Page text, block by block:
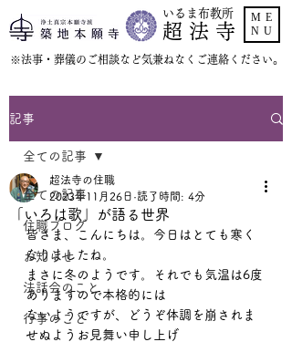
いるま布教所
超 法 寺
​※法事・葬儀のご相談など気兼ねなくご連絡ください。
ME
NU
記事
全ての記事
住職ブログ
お知らせ
法話会のこと
行事のこと
全ての記事
「いろは歌」が語る世界
超法寺の住職
2023年11月26日 読了時間: 4分
皆さま、こんにちは。今日はとても寒く
なりましたね。
まさに冬のようです。それでも気温は6度
ありますので本格的には
ないようですが、どうぞ体調を崩されま
せぬようお見舞い申し上げ